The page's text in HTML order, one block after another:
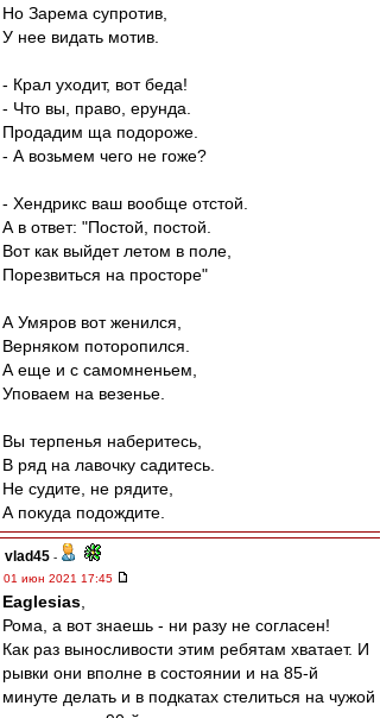
Но Зарема супротив,
У нее видать мотив.
- Крал уходит, вот беда!
- Что вы, право, ерунда.
Продадим ща подороже.
- А возьмем чего не гоже?
- Хендрикс ваш вообще отстой.
А в ответ: "Постой, постой.
Вот как выйдет летом в поле,
Порезвиться на просторе"
А Умяров вот женился,
Верняком поторопился.
А еще и с самомненьем,
Уповаем на везенье.
Вы терпенья наберитесь,
В ряд на лавочку садитесь.
Не судите, не рядите,
А покуда подождите.
vlad45 -
01 июн 2021 17:45
Eaglesias
Рома, а вот знаешь - ни разу не согласен!
Как раз выносливости этим ребятам хватает. И
рывки они вполне в состоянии и на 85-й
минуте делать и в подкатах стелиться на чужой